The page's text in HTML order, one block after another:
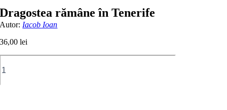
Dragostea rămâne în Tenerife
Autor: Iacob Ioan
36,00lei